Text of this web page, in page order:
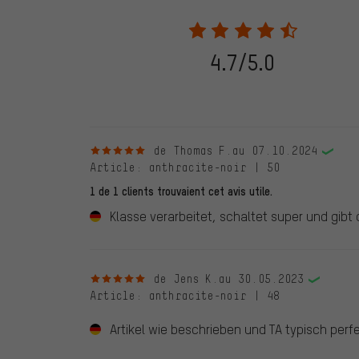
partir du 28.05.2022, seules les évaluations vérifiées
être indiqué lors de l'évaluation du produit. Nous ne
de commande. Toutes les évaluations vérifiées sont
vérifiées jusqu'au 28.05.2022 et à partir du
évaluations de clients qui n'ont pas acheté chez
d'une coche verte. Nous publions toutes les
4.7/5.0
5 sur 5 étoilesde Thomas F. au 07.10.2024
Article : anthracite-noir | 50
1 de 1 clients trouvaient cet avis utile.
Klasse verarbeitet, schaltet super und gibt
5 sur 5 étoilesde Jens K. au 30.05.2023
Article : anthracite-noir | 48
Artikel wie beschrieben und TA typisch